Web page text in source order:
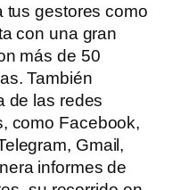
tus gestores como
con una gran
más de 50
También
de las redes
como Facebook,
Gmail,
informes de